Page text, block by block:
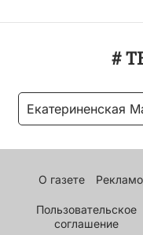
#
Екатериненская
О газете
Пользовательское
соглашение